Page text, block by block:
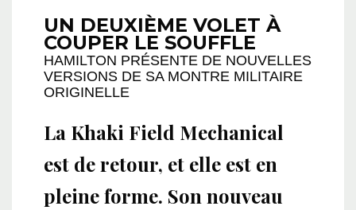
UN DEUXIÈME VOLET À
COUPER LE SOUFFLE
HAMILTON PRÉSENTE DE NOUVELLES
VERSIONS DE SA MONTRE MILITAIRE
ORIGINELLE
La Khaki Field Mechanical
est de retour, et elle est en
pleine forme. Son nouveau